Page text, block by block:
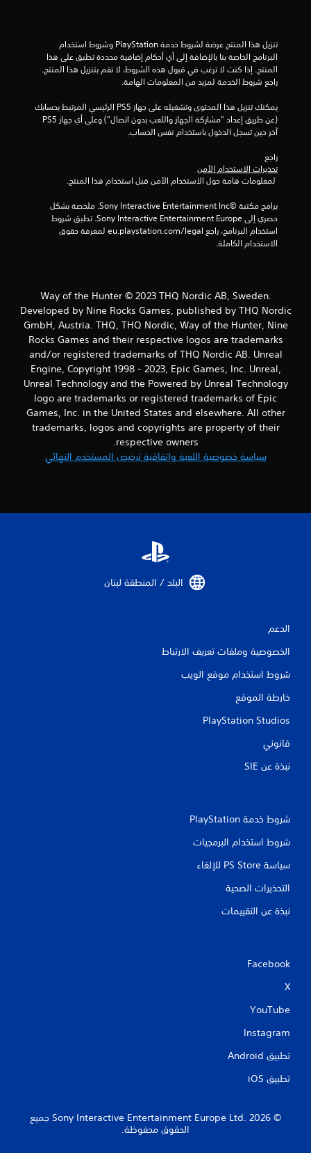
ن
ج
ي
3
2
م
ن
ا
ل
ق
راجع شروط الخدمة لمزيد من المعلومات الهامة.
آخر حين تسجل الدخول باستخدام نفس الحساب.
راجع
تحذيرات الاستخدام الآمن
الاستخدام الكاملة.
Way of the Hunter © 2023 THQ Nordic AB, Sweden.
Developed by Nine Rocks Games, published by THQ Nordic
GmbH, Austria. THQ, THQ Nordic, Way of the Hunter, Nine
Rocks Games and their respective logos are trademarks
and/or registered trademarks of THQ Nordic AB. Unreal
Engine, Copyright 1998 - 2023, Epic Games, Inc. Unreal,
Unreal Technology and the Powered by Unreal Technology
logo are trademarks or registered trademarks of Epic
Games, Inc. in the United States and elsewhere. All other
trademarks, logos and copyrights are property of their
respective owners.
سياسة خصوصية اللعبة واتفاقية ترخيص المستخدم النهائي
البلد / المنطقة لبنان‏
الدعم
الخصوصية وملفات تعريف الارتباط
شروط استخدام موقع الويب
خارطة الموقع
PlayStation Studios
قانوني
نبذة عن SIE‏
شروط خدمة PlayStation‏
شروط استخدام البرمجيات
سياسة PS Store للإلغاء
التحذيرات الصحية
نبذة عن التقييمات
Facebook
X
YouTube
Instagram
تطبيق Android‏
تطبيق iOS‏
‏© 2026 Sony Interactive Entertainment Europe Ltd.‎ جميع
الحقوق محفوظة.